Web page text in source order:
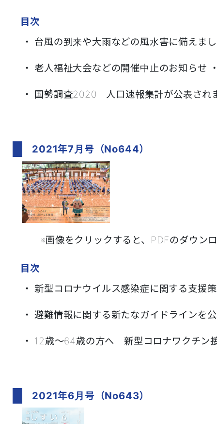
目次
・ 台風の到来や大雨などの風水害に備えま
・ 老人福祉大会などの開催中止のお知らせ
・ 国勢調査2020 人口速報集計が公表され
2021年7月号（No644）
※画像をクリックすると、PDFのダウン
目次
・ 新型コロナウイルス感染症に関する支援策
・ 避難情報に関する新たなガイドラインを
・ 12歳～64歳の方へ 新型コロナワクチン
2021年6月号（No643）